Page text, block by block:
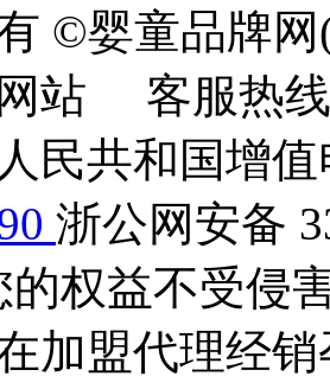
©婴童品牌
站 客服热线
人民共和国增
浙公网安备
的权益不受侵
加盟代理经